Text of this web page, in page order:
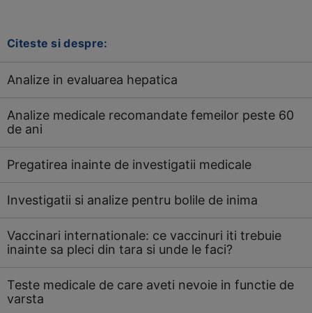
Citeste si despre:
Analize in evaluarea hepatica
Analize medicale recomandate femeilor peste 60
de ani
Pregatirea inainte de investigatii medicale
Investigatii si analize pentru bolile de inima
Vaccinari internationale: ce vaccinuri iti trebuie
inainte sa pleci din tara si unde le faci?
Teste medicale de care aveti nevoie in functie de
varsta